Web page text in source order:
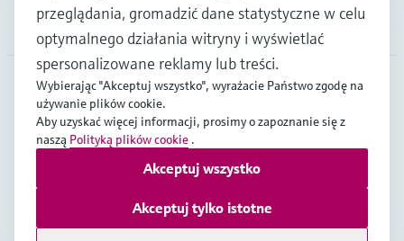
O firmie
POL •Polski
Copyright © Endress+Hauser Group Services AG
Strony internetowe Endress+Hauser
Ogólne Warunki Sprzedaży Endress+Hauser
przeglądania, gromadzić dane statystyczne w celu
optymalnego działania witryny i wyświetlać
spersonalizowane reklamy lub treści.
Wybierając "Akceptuj wszystko", wyrażacie Państwo zgodę na
używanie plików cookie.
Aby uzyskać więcej informacji, prosimy o zapoznanie się z
naszą Polityką plików cookie .
Akceptuj tylko istotne
Akceptuj wszystko